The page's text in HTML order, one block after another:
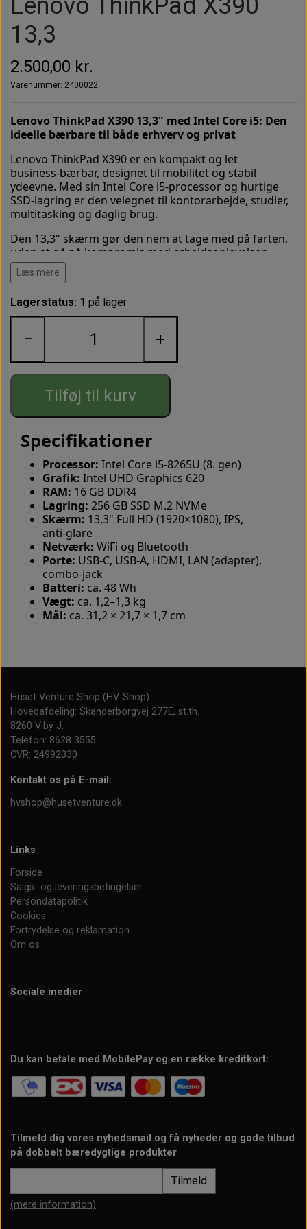
Lenovo ThinkPad X390
13,3
2.500,00 kr.
Varenummer: 2400022
Lenovo ThinkPad X390 13,3" med Intel Core i5: Den
ideelle bærbare til både erhverv og privat
Lenovo ThinkPad X390 er en kompakt og let
business‑bærbar, designet til mobilitet og stabil
ydeevne. Med sin Intel Core i5‑processor og hurtige
SSD‑lagring er den velegnet til kontorarbejde, studier,
multitasking og daglig brug.
Den 13,3" skærm gør den nem at tage med på farten,
uden at gå på kompromis med arbejdsoplevelsen.
ThinkPad‑serien er kendt for sin robuste kvalitet, gode
tastatur og høje driftssikkerhed, hvilket gør X390 til et
oplagt valg til både professionelle og private brugere.
Vælg Lenovo ThinkPad X390 – en kompakt og
pålidelig bærbar til både arbejde og fritid.
Denne computer har mange overfladeridser, så derfor
er denGrade B.
Læs mere
Lagerstatus: 1 på lager
− +
Tilføj til kurv
Specifikationer
Processor: Intel Core i5‑8265U (8. gen)
Grafik: Intel UHD Graphics 620
RAM: 16 GB DDR4
Lagring: 256 GB SSD M.2 NVMe
Skærm: 13,3" Full HD (1920×1080), IPS,
anti‑glare
Netværk: WiFi og Bluetooth
Porte: USB‑C, USB‑A, HDMI, LAN (adapter),
combo‑jack
Batteri: ca. 48 Wh
Vægt: ca. 1,2–1,3 kg
Mål: ca. 31,2 × 21,7 × 1,7 cm
Huset Venture Shop (HV-Shop)
Hovedafdeling: Skanderborgvej 277E, st.th.
8260 Viby J.
Telefon: 8628 3555
CVR: 24992330
Kontakt os på E-mail:
hvshop@husetventure.dk
Links
Forside
Salgs- og leveringsbetingelser
Persondatapolitik
Cookies
Fortrydelse og reklamation
Om os
Sociale medier
Du kan betale med MobilePay og en række kreditkort:
Tilmeld dig vores nyhedsmail og få nyheder og gode tilbud
på dobbelt bæredygtige produkter
Tilmeld
(mere information)